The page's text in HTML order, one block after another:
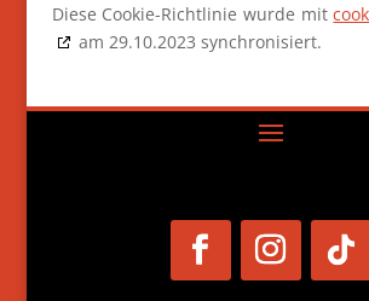
Diese Cookie-Richtlinie wurde mit
am 29.10.2023 synchronisiert.